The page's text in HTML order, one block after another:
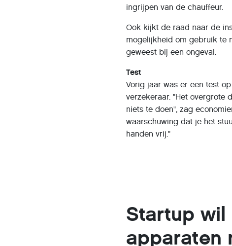
ingrijpen van de chauffeur.
Ook kijkt de raad naar de
mogelijkheid om gebruik te
geweest bij een ongeval.
Test
Vorig jaar was er een test
verzekeraar. "Het overgrote
niets te doen", zag
waarschuwing dat je het
handen vrij."
Startup wil
apparaten